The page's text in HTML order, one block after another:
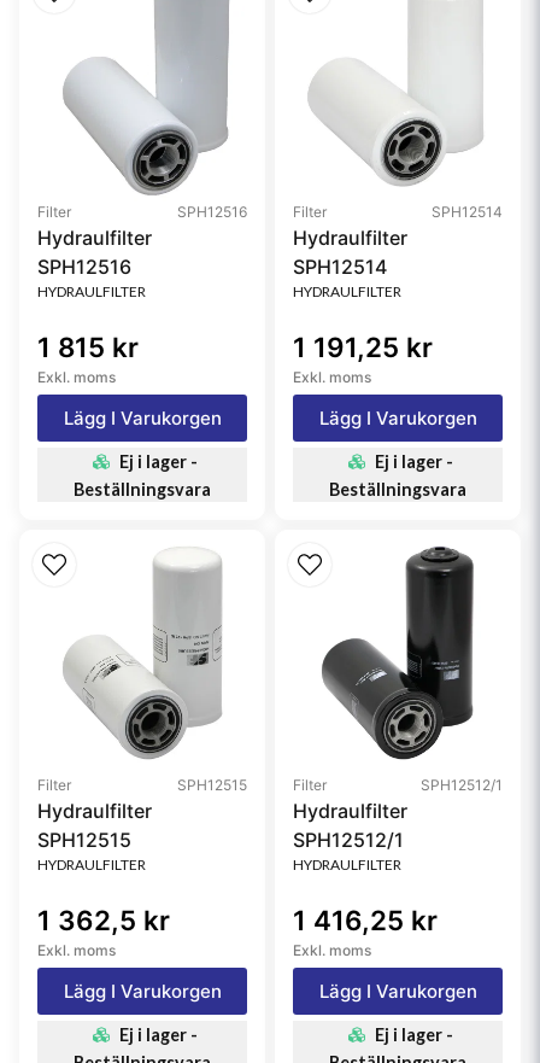
Filter SPH12516
Hydraulfilter
SPH12516
HYDRAULFILTER
1 815 kr
Exkl. moms
Lägg I Varukorgen
Ej i lager -
Beställningsvara
Filter SPH12514
Hydraulfilter
SPH12514
HYDRAULFILTER
1 191,25 kr
Exkl. moms
Lägg I Varukorgen
Ej i lager -
Beställningsvara
Filter SPH12515
Hydraulfilter
SPH12515
HYDRAULFILTER
1 362,5 kr
Exkl. moms
Lägg I Varukorgen
Ej i lager -
Filter SPH12512/1
Hydraulfilter
SPH12512/1
HYDRAULFILTER
1 416,25 kr
Exkl. moms
Lägg I Varukorgen
Ej i lager -